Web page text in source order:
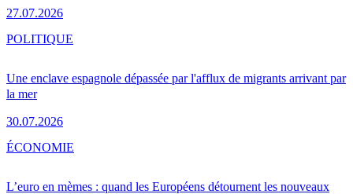
27.07.2026
Une enclave espagnole dépassée par l'afflux de migrants arrivant par
la mer
30.07.2026
POLITIQUE
L’euro en mèmes : quand les Européens détournent les nouveaux
ÉCONOMIE